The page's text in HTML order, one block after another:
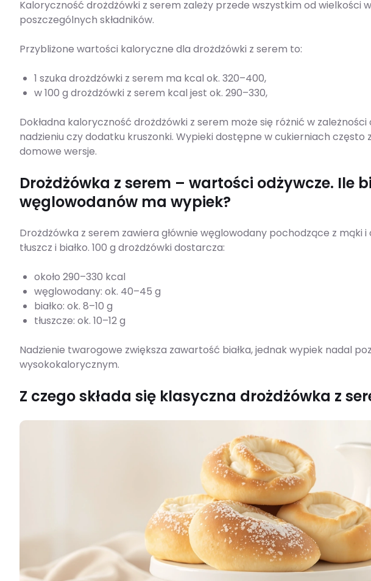
Kaloryczność drożdżówki z serem zależy przede wszystkim od wielkości
poszczególnych składników.
Przybliżone wartości kaloryczne dla drożdżówki z serem to:
1 szuka drożdżówki z serem ma kcal ok. 320–400,
w 100 g drożdżówki z serem kcal jest ok. 290–330,
Dokładna kaloryczność drożdżówki z serem może się różnić w
nadzieniu czy dodatku kruszonki. Wypieki dostępne w cukierniach często
domowe wersje.
Drożdżówka z serem – wartości odżywcze. Ile
węglowodanów ma wypiek?
Drożdżówka z serem zawiera głównie węglowodany pochodzące z mąki
tłuszcz i białko. 100 g drożdżówki dostarcza:
około 290–330 kcal
węglowodany: ok. 40–45 g
białko: ok. 8–10 g
tłuszcze: ok. 10–12 g
Nadzienie twarogowe zwiększa zawartość białka, jednak wypiek nadal
wysokokalorycznym.
Z czego składa się klasyczna drożdżówka z